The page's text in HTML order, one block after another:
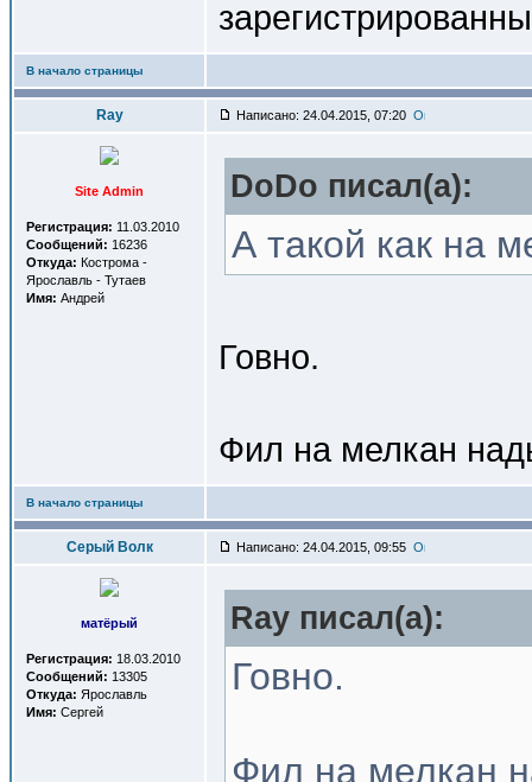
В начало страницы
Ray Написано: 24.04.2015, 07:20
Site Admin
Регистрация: 11.03.2010
Сообщений: 16236
Откуда: Кострома -
Ярославль - Тутаев
Имя: Андрей
DoDo писал(a):
А такой как на
Говно.
Фил на мелкан
В начало страницы
Серый Волк Написано: 24.04.2015, 09:55
матёрый
Регистрация: 18.03.2010
Сообщений: 13305
Откуда: Ярославль
Имя: Сергей
Ray писал(a):
Говно.
Фил на мелкан